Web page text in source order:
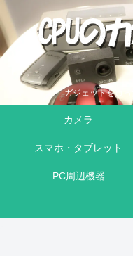
ガジェットを買
カメラ
スマホ・タブレット
PC周辺機器